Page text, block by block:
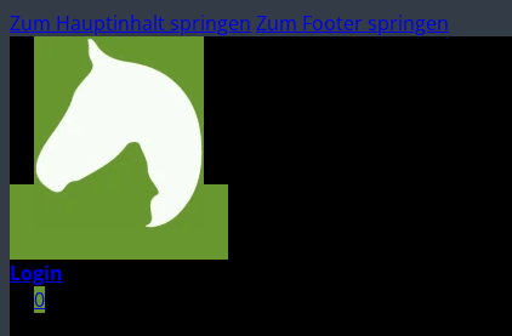
Zum Hauptinhalt springen Zum Footer springen
Login
0